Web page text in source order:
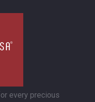
every precious